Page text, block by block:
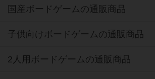
国産ボードゲームの通販商品
子供向けボードゲームの通販商品
2人用ボードゲームの通販商品